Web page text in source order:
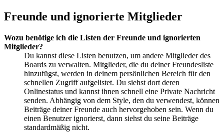
Freunde und ignorierte Mitglieder
Wozu benötige ich die Listen der Freunde und ignorierten
Mitglieder?
Du kannst diese Listen benutzen, um andere Mitglieder des
Boards zu verwalten. Mitglieder, die du deiner Freundesliste
hinzufügst, werden in deinem persönlichen Bereich für den
schnellen Zugriff aufgelistet. Du siehst dort deren
Onlinestatus und kannst ihnen schnell eine Private Nachricht
senden. Abhängig von dem Style, den du verwendest, können
Beiträge deiner Freunde auch hervorgehoben sein. Wenn du
einen Benutzer ignorierst, dann siehst du seine Beiträge
standardmäßig nicht.